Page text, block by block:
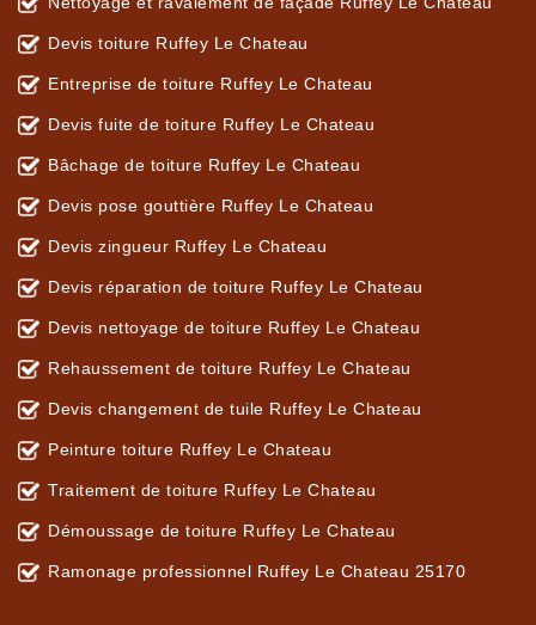
Devis toiture Ruffey Le Chateau
Entreprise de toiture Ruffey Le Chateau
Devis fuite de toiture Ruffey Le Chateau
Bâchage de toiture Ruffey Le Chateau
Devis pose gouttière Ruffey Le Chateau
Devis zingueur Ruffey Le Chateau
Devis réparation de toiture Ruffey Le Chateau
Devis nettoyage de toiture Ruffey Le Chateau
Rehaussement de toiture Ruffey Le Chateau
Devis changement de tuile Ruffey Le Chateau
Peinture toiture Ruffey Le Chateau
Traitement de toiture Ruffey Le Chateau
Démoussage de toiture Ruffey Le Chateau
Ramonage professionnel Ruffey Le Chateau 25170